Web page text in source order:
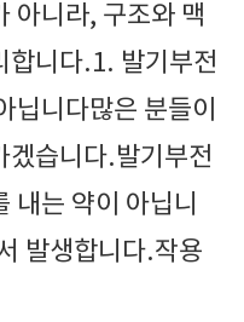
아니라, 구조와 맥
합니다.1. 발기부전
닙니다많은 분들이
겠습니다.발기부전
내는 약이 아닙니
발생합니다.작용